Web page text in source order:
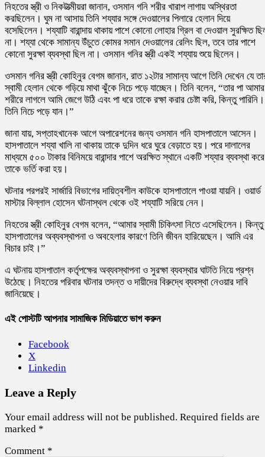
নিহতের স্ত্রী ও নিকটাত্মীয়রা জানান, ওসমান গনি শরীর খারাপ লাগায় অস্থিরতা
করছিলেন। ঘুম না আসায় তিনি শয্যার সঙ্গে দেওয়ালের পিলারে হেলান দিয়ে
বসেছিলেন। শয্যাটি বারান্দায় থাকায় পাশে কোনো লোহার গ্রিল বা দেওয়াল সুরক্ষিত
না। শয্যা থেকে সামান্য উঁচুতে কোমর সমান দেওয়ালের রেলিং ছিল, তবে তার পাশে
কোনো সুরক্ষা ব্যবস্থা ছিল না। ওসমান গনির স্ত্রী একই শয্যায় শুয়ে ছিলেন।
ওসমান গনির স্ত্রী কোহিনুর বেগম জানান, রাত ১২টার সামান্য আগে তিনি দেখেন যে
স্বামী হেলান থেকে গড়িয়ে মাথা ঝুঁকে নিচে পড়ে যাচ্ছেন। তিনি বলেন, “তার পা আমার
শরীরে লাগলে আমি জেগে উঠি এবং পা ধরে তাকে রক্ষা করার চেষ্টা করি, কিন্তু পারিনি।
তিনি নিচে পড়ে যান।”
জানা যায়, সপ্তাহখানেক আগে অপারেশনের জন্য ওসমান গনি হাসপাতালে আসেন।
হাসপাতালে শয্যা খালি না থাকায় তাকে দুদিন ধরে ঘুরে বেড়াতে হয়। পরে দালালের
মাধ্যমে ৫০০ টাকার বিনিময়ে বারান্দার পাশে অরক্ষিত স্থানে একটি শয্যার ব্যবস্থা করে
তাকে ভর্তি করা হয়।
ঘটনার পরপরই সার্জারি বিভাগের দায়িত্বশীল কাউকে হাসপাতালে পাওয়া যায়নি। ওয়ার্ড
মাস্টার বিল্লাল হোসেন ঘটনাস্থল থেকে ওই শয্যাটি সরিয়ে নেন।
নিহতের স্ত্রী কোহিনুর বেগম বলেন, “আমার স্বামী চিকিৎসা নিতে এসেছিলেন। কিন্তু
হাসপাতালের অব্যবস্থাপনা ও অবহেলার কারণে তিনি জীবন হারিয়েছেন। আমি এর
বিচার চাই।”
এ ঘটনায় হাসপাতাল কর্তৃপক্ষের অব্যবস্থাপনা ও সুরক্ষা ব্যবস্থার ঘাটতি নিয়ে প্রশ্ন
উঠেছে। নিহতের পরিবার ঘটনার তদন্ত ও দায়ীদের বিরুদ্ধে ব্যবস্থা নেওয়ার দাবি
জানিয়েছে।
এই পোস্টটি আপনার সামাজিক মিডিয়াতে ভাগ করুন
Facebook
X
Linkedin
Leave a Reply
Your email address will not be published. Required fields are
marked *
Comment *